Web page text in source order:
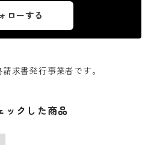
ローする
求書発行事業者です。
ックした商品